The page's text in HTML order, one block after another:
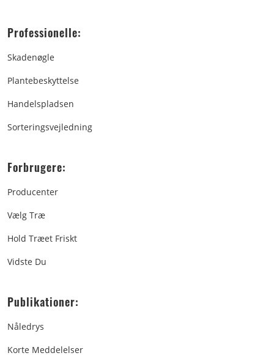
Professionelle:
Skadenøgle
Plantebeskyttelse
Handelspladsen
Sorteringsvejledning
Forbrugere:
Producenter
Vælg Træ
Hold Træet Friskt
Vidste Du
Publikationer:
Nåledrys
Korte Meddelelser